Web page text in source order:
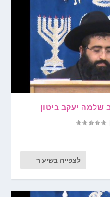
שלמה יעקב ביטון
|
לצפייה בשיעור